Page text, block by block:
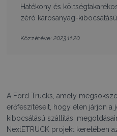
Hatékony és
zéró károsanyag-
Közzétéve: 2023.11.20.
A Ford Trucks, amely
erőfeszítéseit, hogy élen járjon a
kibocsátású szállítási
NextETRUCK projekt keretében